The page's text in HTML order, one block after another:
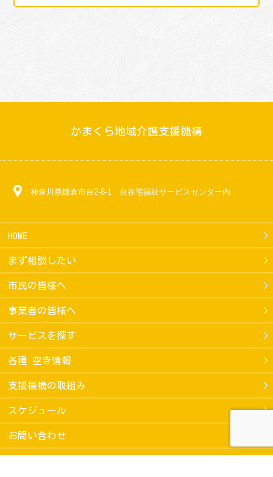
かまくら地域介護支援機構
神奈川県鎌倉市台2-8-1 台在宅福祉サービスセンター内
HOME
まず相談したい
市民の皆様へ
事業者の皆様へ
サービスを探す
各種 空き情報
支援機構の取組み
スケジュール
お問い合わせ